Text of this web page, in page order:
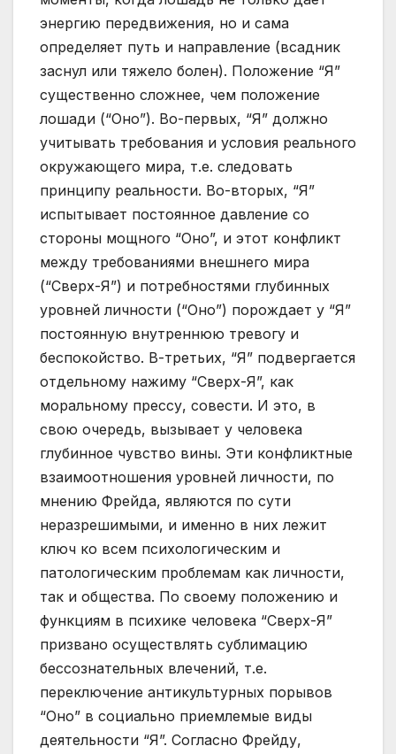
энергию передвижения, но и сама
определяет путь и направление (всадник
заснул или тяжело болен). Положение “Я”
существенно сложнее, чем положение
лошади (“Оно”). Во-первых, “Я” должно
учитывать требования и условия реального
окружающего мира, т.е. следовать
принципу реальности. Во-вторых, “Я”
испытывает постоянное давление со
стороны мощного “Оно”, и этот конфликт
между требованиями внешнего мира
(“Сверх-Я”) и потребностями глубинных
уровней личности (“Оно”) порождает у “Я”
постоянную внутреннюю тревогу и
беспокойство. В-третьих, “Я” подвергается
отдельному нажиму “Сверх-Я”, как
моральному прессу, совести. И это, в
свою очередь, вызывает у человека
глубинное чувство вины. Эти конфликтные
взаимоотношения уровней личности, по
мнению Фрейда, являются по сути
неразрешимыми, и именно в них лежит
ключ ко всем психологическим и
патологическим проблемам как личности,
так и общества. По своему положению и
функциям в психике человека “Сверх-Я”
призвано осуществлять сублимацию
бессознательных влечений, т.е.
переключение антикультурных порывов
“Оно” в социально приемлемые виды
деятельности “Я”. Согласно Фрейду,